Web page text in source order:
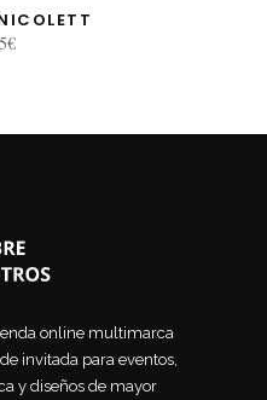
€
online multimarca
invitada para eventos,
y diseños de mayor